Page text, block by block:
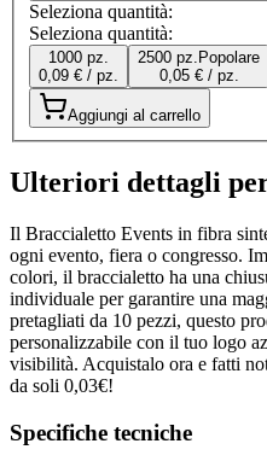
Seleziona quantità:
Seleziona quantità:
1000 pz.
0,09 € / pz.
2500 pz. Popolare
0,05 € / pz.
Aggiungi al carrello
Ulteriori dettagli
Il Braccialetto Events in fibra
ogni evento, fiera o congresso.
colori, il braccialetto ha una
individuale per garantire una
pretagliati da 10 pezzi, questo
personalizzabile con il tuo logo
visibilità. Acquistalo ora e fatti
da soli 0,03€!
Specifiche tecniche